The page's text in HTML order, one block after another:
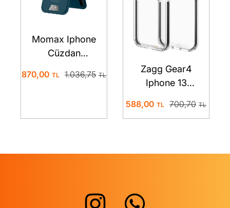
Momax Iphone
Cüzdan
Stand Kart
870,00 1.036,75
Zagg Gear4
Iphone 13
Drop
Telefon Kılıfı
588,00 700,70